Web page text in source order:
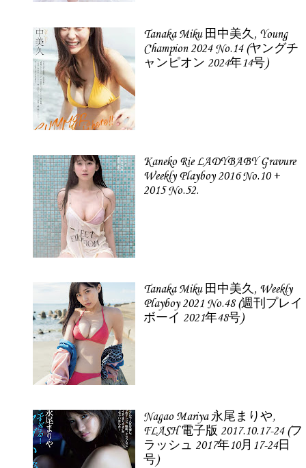
Tanaka Miku 田中美久, Young
Champion 2024 No.14 (ヤングチ
ャンピオン 2024年14号)
Kaneko Rie LADYBABY Gravure
Weekly Playboy 2016 No.10 +
2015 No.52.
Tanaka Miku 田中美久, Weekly
Playboy 2021 No.48 (週刊プレイ
ボーイ 2021年48号)
Nagao Mariya 永尾まりや,
FLASH 電子版 2017.10.17-24 (フ
ラッシュ 2017年10月17-24日
号)